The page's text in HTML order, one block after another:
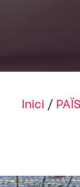
Inici /